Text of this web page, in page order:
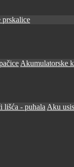
prskalice
Akumulatorske
lišća - puhala Aku